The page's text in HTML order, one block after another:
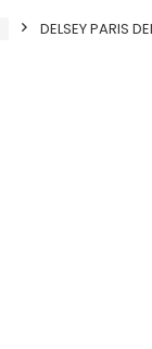
DELSEY PARIS